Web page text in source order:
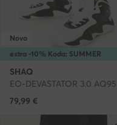
extra -10% Koda: SUMMER
Novo
SHAQ
79,99 €